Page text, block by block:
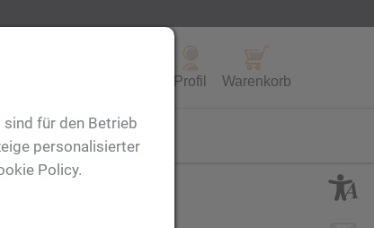
Profil Warenkorb
sind für den Betrieb
personalisierter
Policy.